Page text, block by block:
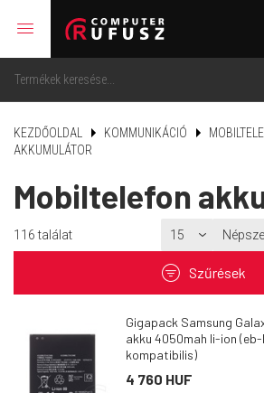
menu
KEZDŐOLDAL KOMMUNIKÁCIÓ
AKKUMULÁTOR
Mobiltelefon
116 találat
filter Szűrések
Gigapack Samsung
akku 4050mah li-ion
kompatibilis)
4 760 HUF